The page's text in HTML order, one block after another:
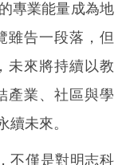
專業能量成為地
雖告一段落，但
未來將持續以教
產業、社區與學
續未來。
僅是對明志科